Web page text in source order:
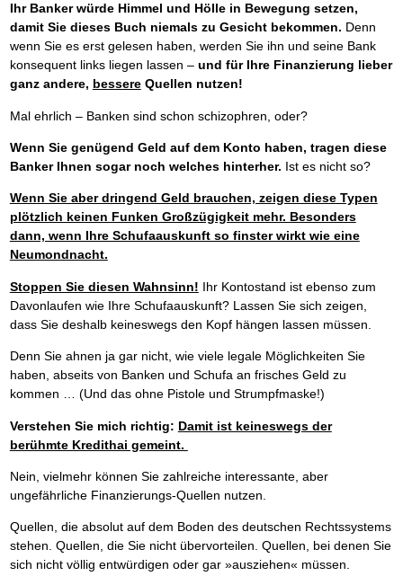
Ihr Banker würde Himmel und Hölle in Bewegung setzen,
damit Sie dieses Buch niemals zu Gesicht bekommen. Denn
wenn Sie es erst gelesen haben, werden Sie ihn und seine Bank
konsequent links liegen lassen – und für Ihre Finanzierung lieber
ganz andere, bessereQuellen nutzen!
Mal ehrlich – Banken sind schon schizophren, oder?
Wenn Sie genügend Geld auf dem Konto haben, tragen diese
Banker Ihnen sogar noch welches hinterher. Ist es nicht so?
Wenn Sie aber dringend Geld brauchen, zeigen diese Typen
plötzlich keinen Funken Großzügigkeit mehr. Besonders
dann, wenn Ihre Schufaauskunft so finster wirkt wie eine
Neumondnacht.
Stoppen Sie diesen Wahnsinn! Ihr Kontostand ist ebenso zum
Davonlaufen wie Ihre Schufaauskunft? Lassen Sie sich zeigen,
dass Sie deshalb keineswegs den Kopf hängen lassen müssen.
Denn Sie ahnen ja gar nicht, wie viele legale Möglichkeiten Sie
haben, abseits von Banken und Schufa an frisches Geld zu
kommen … (Und das ohne Pistole und Strumpfmaske!)
Verstehen Sie mich richtig: Damit ist keineswegs der
berühmte Kredithai gemeint.
Nein, vielmehr können Sie zahlreiche interessante, aber
ungefährliche Finanzierungs-Quellen nutzen.
Quellen, die absolut auf dem Boden des deutschen Rechtssystems
stehen. Quellen, die Sie nicht übervorteilen. Quellen, bei denen Sie
sich nicht völlig entwürdigen oder gar »ausziehen« müssen.